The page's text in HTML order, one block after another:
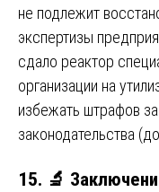
не подлежит
экспертизы
сдало реактор
организации на
избежать штрафов
законодательства
15. 🔬